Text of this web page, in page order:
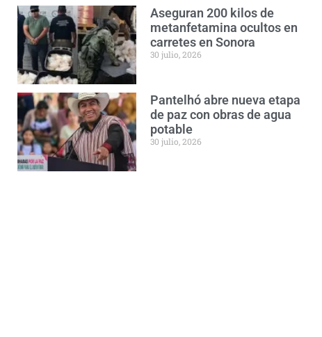
Aseguran 200 kilos de
metanfetamina ocultos en
carretes en Sonora
30 julio, 2026
Pantelhó abre nueva etapa
de paz con obras de agua
potable
30 julio, 2026